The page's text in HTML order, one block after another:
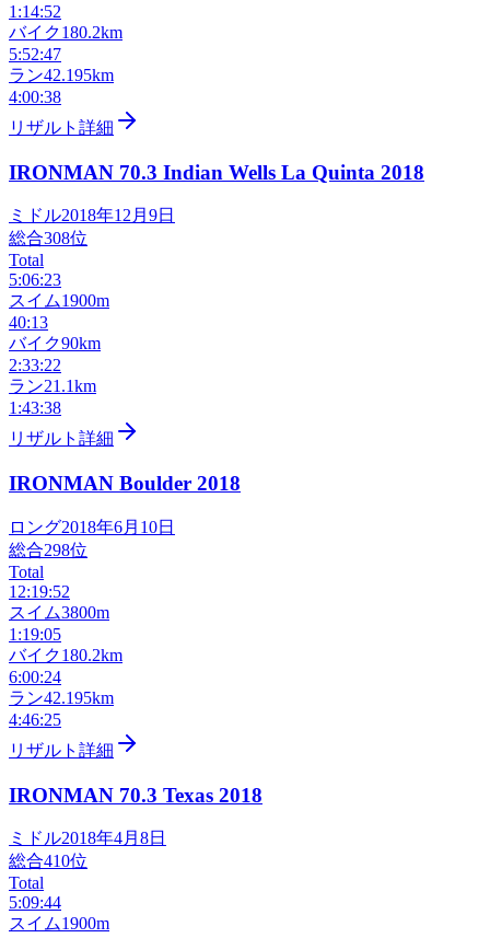
1:14:52
バイク180.2km
5:52:47
ラン42.195km
4:00:38
リザルト詳細
IRONMAN 70.3 Indian Wells La Quinta 2018
ミドル2018年12月9日
総合308位
Total
5:06:23
スイム1900m
40:13
バイク90km
2:33:22
ラン21.1km
1:43:38
リザルト詳細
IRONMAN Boulder 2018
ロング2018年6月10日
総合298位
Total
12:19:52
スイム3800m
1:19:05
バイク180.2km
6:00:24
ラン42.195km
4:46:25
リザルト詳細
IRONMAN 70.3 Texas 2018
ミドル2018年4月8日
総合410位
Total
5:09:44
スイム1900m